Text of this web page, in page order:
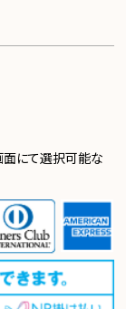
にて選択可能な